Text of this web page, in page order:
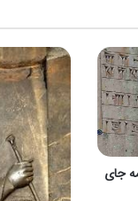
جای